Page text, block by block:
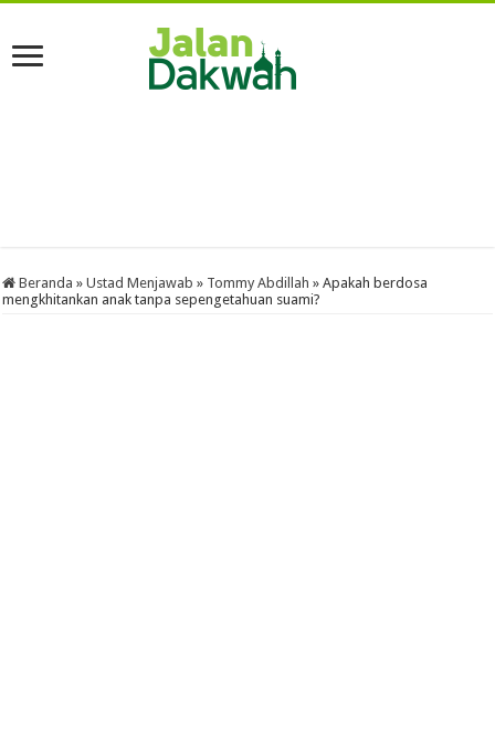
Beranda » Ustad Menjawab » Tommy Abdillah » Apakah berdosa
mengkhitankan anak tanpa sepengetahuan suami?